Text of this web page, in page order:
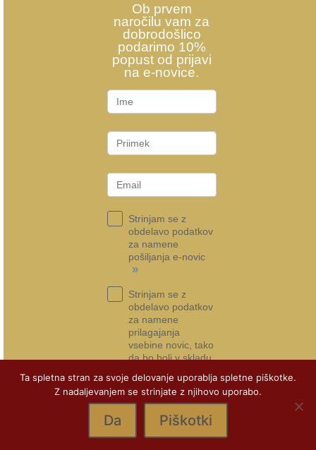
Ta spletna stran za svoje delovanje uporablja spletne piškotke.
Z nadaljevanjem se strinjate z njihovo uporabo.
Da Piškotki
Ob prvem
naročilu vam za
dobrodošlico
podarimo 10%
popust od prijavi
na e-novice.
Strinjam se z
obdelavo podatkov
za namene
pošiljanja e-novic
»
Strinjam se z
obdelavo podatkov
za namene
prilagajanja
vsebine novic, tako
da bo bolj v skladu
»
Prijava na e-novice